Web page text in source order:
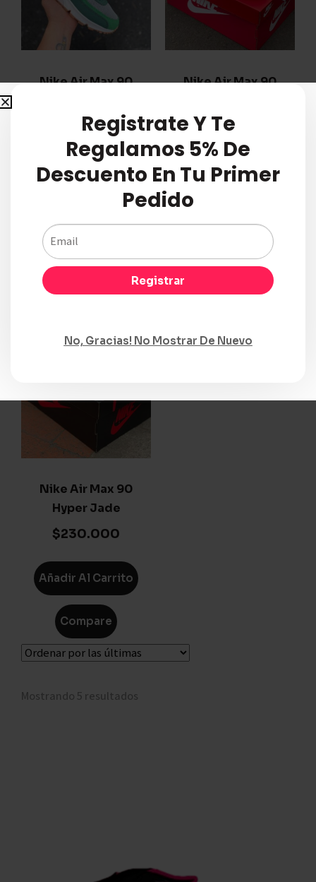
Nike Air Max 90
220.000
Seleccionar
Compare
Nike Air Max 90
$ 230.000
Añadir Al Carrito
Nike Air Max 90
Hyper Jade
$230.000
Añadir Al Carrito
Compare
Mostrando 5 resultados
Registrate Y Te
Regalamos 5% De
Descuento En Tu Primer
Pedido
Registrar
No, Gracias! No Mostrar De Nuevo